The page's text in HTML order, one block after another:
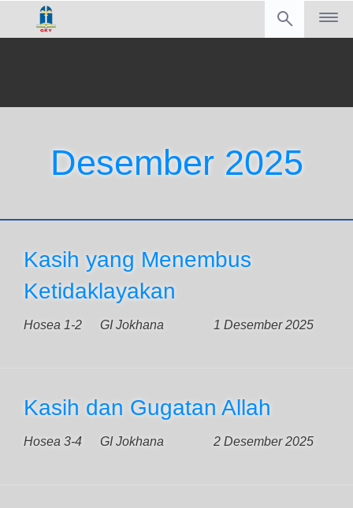
Desember 2025
Kasih yang Menembus
Ketidaklayakan
Hosea 1-2 1 Desember 2025
GI Jokhana
Kasih dan Gugatan Allah
Hosea 3-4 2 Desember 2025
GI Jokhana